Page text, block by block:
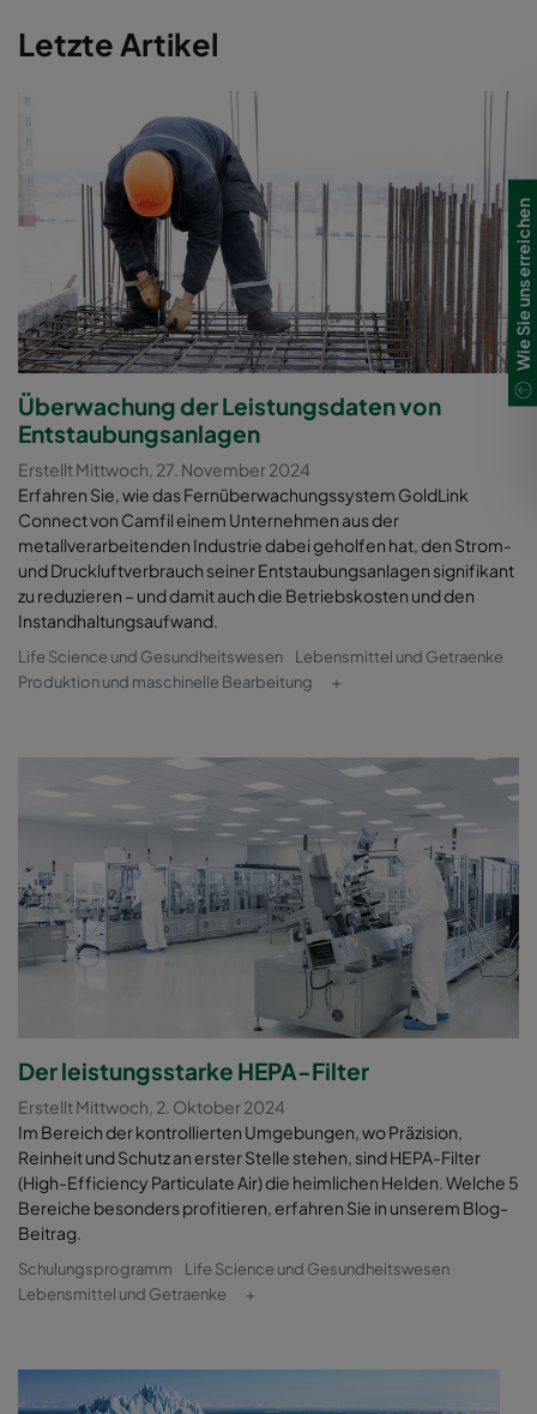
Letzte Artikel
Überwachung der Leistungsdaten von
Entstaubungsanlagen
Erstellt Mittwoch, 27. November 2024
Erfahren Sie, wie das Fernüberwachungssystem GoldLink
Connect von Camfil einem Unternehmen aus der
metallverarbeitenden Industrie dabei geholfen hat, den Strom-
und Druckluftverbrauch seiner Entstaubungsanlagen signifikant
zu reduzieren – und damit auch die Betriebskosten und den
Instandhaltungsaufwand.
Life Science und Gesundheitswesen
Lebensmittel und Getraenke
Produktion und maschinelle Bearbeitung
+
Der leistungsstarke HEPA-Filter
Erstellt Mittwoch, 2. Oktober 2024
Im Bereich der kontrollierten Umgebungen, wo Präzision,
Reinheit und Schutz an erster Stelle stehen, sind HEPA-Filter
(High-Efficiency Particulate Air) die heimlichen Helden. Welche 5
Bereiche besonders profitieren, erfahren Sie in unserem Blog-
Beitrag.
Schulungsprogramm
Life Science und Gesundheitswesen
Lebensmittel und Getraenke
+
Wie Sie uns erreichen